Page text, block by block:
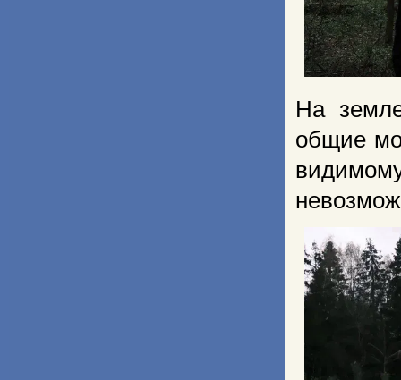
На
общие